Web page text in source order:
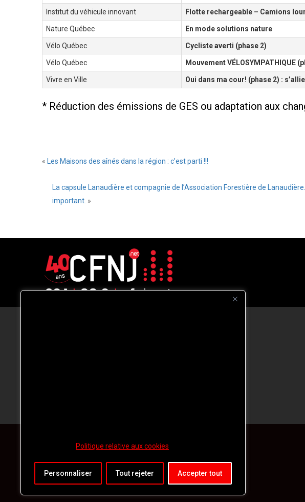
Politique relative aux cookies
Personnaliser Tout rejeter Accepter tout
Institut du véhicule innovant Flotte rechargeable – Camions
Nature Québec En mode solutions nature
Vélo Québec Cycliste averti (phase 2)
Vélo Québec Mouvement VÉLOSYMPATHIQUE
Vivre en Ville Oui dans ma cour! (phase 2) :
* Réduction des émissions de GES ou adaptation aux
« Les Maisons des aînés dans la région : c’est parti !!!
La capsule Lanaudière et compagnie de l’Association Forestière de
important. »